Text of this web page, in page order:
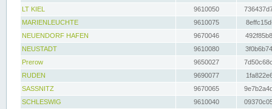
LT KIEL
9610050
MARIENLEUCHTE
9610075
NEUENDORF HAFEN
9670046
NEUSTADT
9610080
Prerow
9650027
RUDEN
9690077
SASSNITZ
9670065
SCHLESWIG
9610040